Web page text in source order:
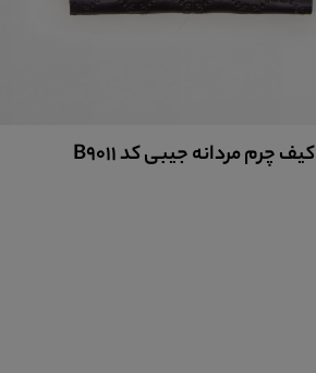
کیف چرم مردانه جیبی کد B9011